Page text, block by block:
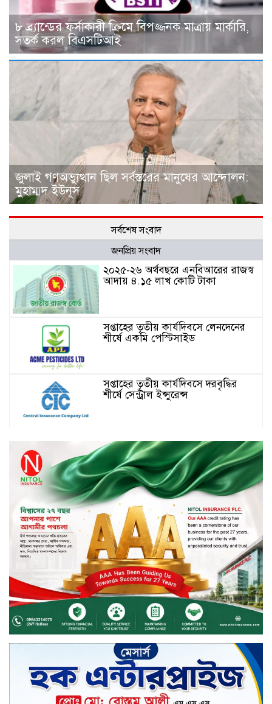
৮ ব্র্যান্ডের ফর্সাকারী ক্রিমে বিপজ্জনক মাত্রায় মার্কারি,
সতর্ক করল বিএসটিআই
জুলাই গণঅভ্যুত্থান ছিল সর্বস্তরের মানুষের আন্দোলন:
মুহাম্মদ ইউনূস
সর্বশেষ সংবাদ
জনপ্রিয় সংবাদ
২০২৫-২৬ অর্থবছরে এনবিআরের রাজস্ব
আদায় ৪.১৫ লাখ কোটি টাকা
সপ্তাহের তৃতীয় কার্যদিবসে লেনদেনের
শীর্ষে একমি পেস্টিসাইড
সপ্তাহের তৃতীয় কার্যদিবসে দরবৃদ্ধির
শীর্ষে সেন্ট্রাল ইন্সুরেন্স
সপ্তাহের তৃতীয় কার্যদিবসে দরপতনের
শীর্ষে রিং শাইন টেক্সটাইল
টাঙ্গাইলে জুলাই গণঅভ্যুত্থান দিবস
পালিত
জাতিসংঘের হিসাব ও সরকারি গেজেটের
বাইরে থাকা ৫৬৪ নিহতের পরিচয়
প্রকাশের দাবি বিসিআরএসের
চুয়াডাঙ্গায় পুষ্পস্তবক অর্পণ ও আলোচনা
সভার মধ্য দিয়ে জুলাই গণঅভ্যুত্থান
দিবস পালিত
৮ ব্র্যান্ডের ফর্সাকারী ক্রিমে বিপজ্জনক
মাত্রায় মার্কারি, সতর্ক করল বিএসটিআই